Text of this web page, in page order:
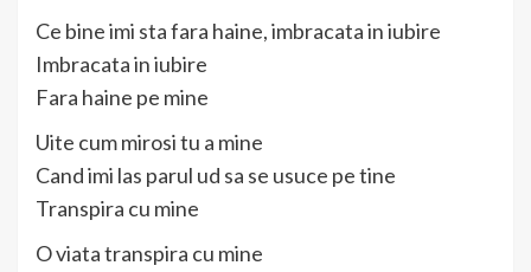
Ce bine imi sta fara haine, imbracata in iubire
Imbracata in iubire
Fara haine pe mine
Uite cum mirosi tu a mine
Cand imi las parul ud sa se usuce pe tine
Transpira cu mine
O viata transpira cu mine